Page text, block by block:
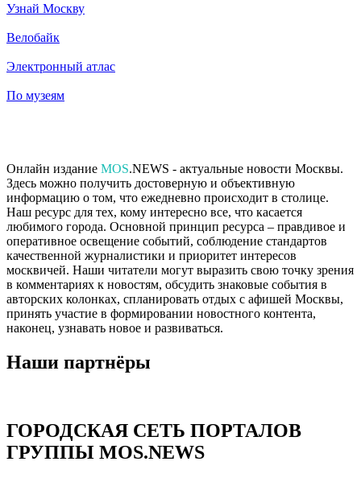
Узнай Москву
Велобайк
Электронный атлас
По музеям
Онлайн издание MOS.NEWS - актуальные новости Москвы.
Здесь можно получить достоверную и объективную
информацию о том, что ежедневно происходит в столице.
Наш ресурс для тех, кому интересно все, что касается
любимого города. Основной принцип ресурса – правдивое и
оперативное освещение событий, соблюдение стандартов
качественной журналистики и приоритет интересов
москвичей. Наши читатели могут выразить свою точку зрения
в комментариях к новостям, обсудить знаковые события в
авторских колонках, спланировать отдых с афишей Москвы,
принять участие в формировании новостного контента,
наконец, узнавать новое и развиваться.
Наши партнёры
ГОРОДСКАЯ СЕТЬ ПОРТАЛОВ
ГРУППЫ MOS.NEWS